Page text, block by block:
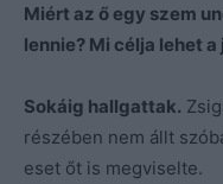
Miért az ő egy szem
lennie? Mi célja lehet
Sokáig hallgattak.
részében nem állt
eset őt is megviselte.